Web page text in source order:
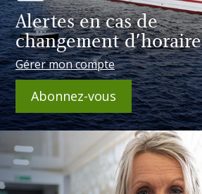
Alertes en cas de
changement d'horaire
Gérer mon compte
Abonnez-vous